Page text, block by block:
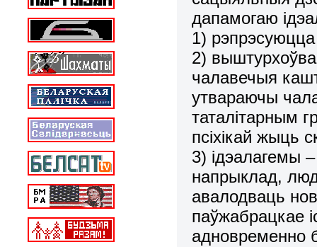
дапамогаю
1)
2)
чалавечыя
утвараючы
таталітарным
псіхікай жыць
3) ідэалагемы
напрыклад,
авалодваць
паўжабрацкае
адновременно